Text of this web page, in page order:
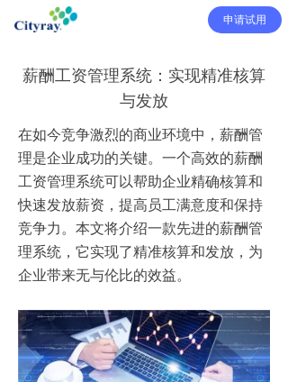
申请试用
薪酬工资管理系统：实现精准核算
与发放
在如今竞争激烈的商业环境中，薪酬管
理是企业成功的关键。一个高效的薪酬
工资管理系统可以帮助企业精确核算和
快速发放薪资，提高员工满意度和保持
竞争力。本文将介绍一款先进的薪酬管
理系统，它实现了精准核算和发放，为
企业带来无与伦比的效益。